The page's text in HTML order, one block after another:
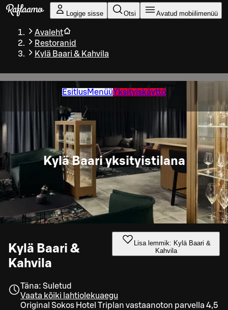
Liigu peamise sisu juurde
Logige sisse Otsi Avatud mobiilimenüü
Avaleht
Restoranid
Kylä Baari & Kahvila
EsitlusMenüüYksityiskäyttö
Kylä Baari yksityistilana
Kylä Baari &
Kahvila
Lisa lemmik: Kylä Baari &
Kahvila
Täna: Suletud
Vaata kõiki lahtiolekuaegu
Original Sokos Hotel Triplan vastaanoton parvella 4,5